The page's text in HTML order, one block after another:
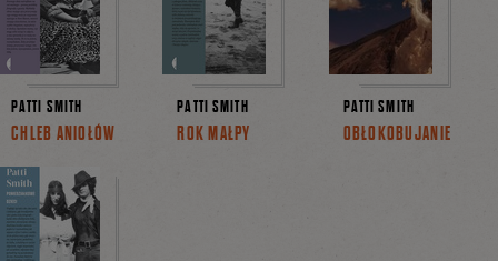
PATTI SMITH
CHLEB ANIOŁÓW
PATTI SMITH
ROK MAŁPY
PATTI SMITH
OBŁOKOBUJANIE